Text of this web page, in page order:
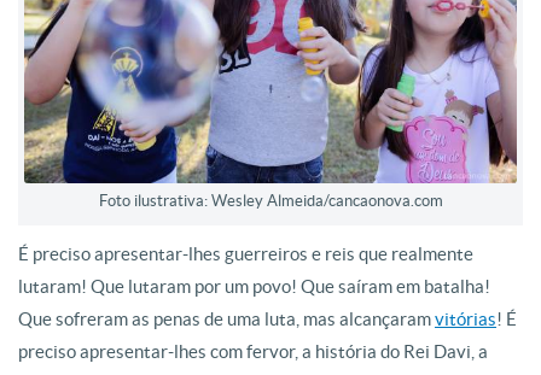
Foto ilustrativa: Wesley Almeida/cancaonova.com
É preciso apresentar-lhes guerreiros e reis que realmente
lutaram! Que lutaram por um povo! Que saíram em batalha!
Que sofreram as penas de uma luta, mas alcançaramvitórias! É
preciso apresentar-lhes com fervor, a história do Rei Davi, a